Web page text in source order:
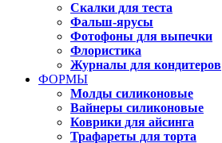
Скалки для теста
Фальш-ярусы
Фотофоны для выпечки
Флористика
Журналы для кондитеров
ФОРМЫ
Молды силиконовые
Вайнеры силиконовые
Коврики для айсинга
Трафареты для торта